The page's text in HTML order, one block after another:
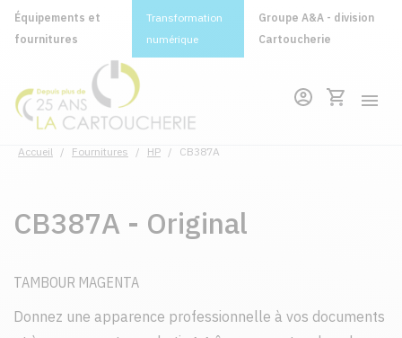
Équipements et
fournitures
Transformation
numérique
Groupe A&A - division
Cartoucherie
Accueil / Fournitures / HP / CB387A
CB387A - Original
TAMBOUR MAGENTA
Donnez une apparence professionnelle à vos documents